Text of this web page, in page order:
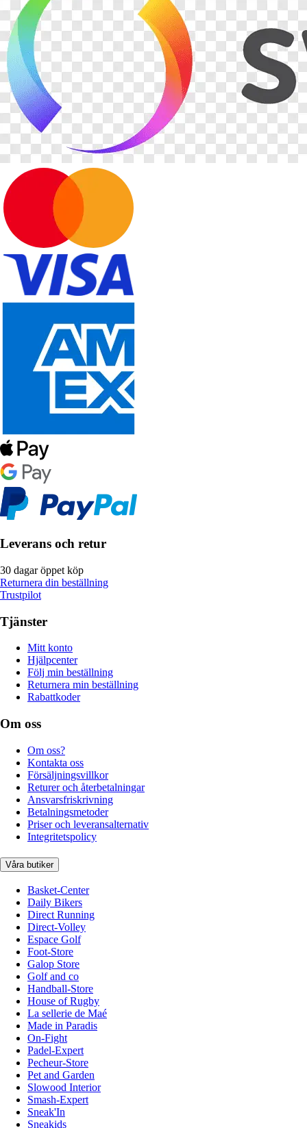
Leverans och retur
30 dagar öppet köp
Returnera din beställning
Trustpilot
Tjänster
Mitt konto
Hjälpcenter
Följ min beställning
Returnera min beställning
Rabattkoder
Om oss
Om oss?
Kontakta oss
Försäljningsvillkor
Returer och återbetalningar
Ansvarsfriskrivning
Betalningsmetoder
Priser och leveransalternativ
Integritetspolicy
Våra butiker
Basket-Center
Daily Bikers
Direct Running
Direct-Volley
Espace Golf
Foot-Store
Galop Store
Golf and co
Handball-Store
House of Rugby
La sellerie de Maé
Made in Paradis
On-Fight
Padel-Expert
Pecheur-Store
Pet and Garden
Slowood Interior
Smash-Expert
Sneak'In
Sneakids